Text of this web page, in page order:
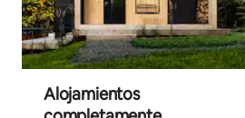
Alojamientos